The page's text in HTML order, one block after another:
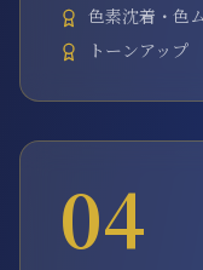
色素沈着・色
トーンアップ
04